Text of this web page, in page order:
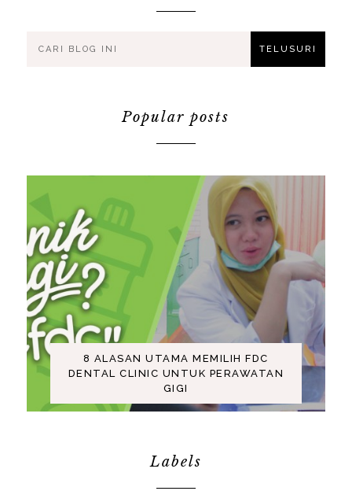
Popular posts
8 ALASAN UTAMA MEMILIH FDC
DENTAL CLINIC UNTUK PERAWATAN
GIGI
Labels